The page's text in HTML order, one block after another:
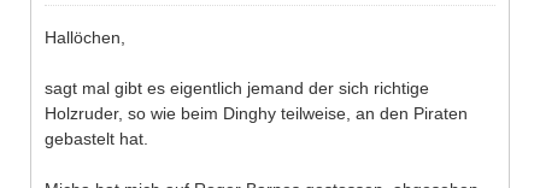
Hallöchen,
sagt mal gibt es eigentlich jemand der sich richtige
Holzruder, so wie beim Dinghy teilweise, an den Piraten
gebastelt hat.